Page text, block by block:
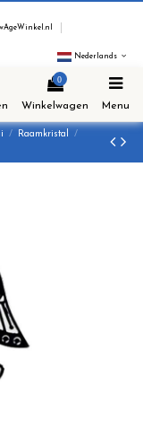
Nederlands
0
Winkelwagen Menu
Raamkristal